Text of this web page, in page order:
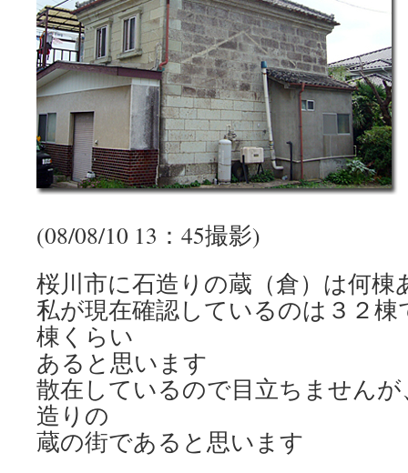
(08/08/10 13：45撮影)
桜川市に石造りの蔵（倉）は何
私が現在確認しているのは３２
棟くらい
あると思います
散在しているので目立ちません
造りの
蔵の街であると思います